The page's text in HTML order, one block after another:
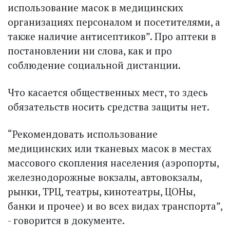
использование масок в медицинских
организациях персоналом и посетителями, а
также наличие антисептиков”. Про аптеки в
постановлении ни слова, как и про
соблюдение социальной дистанции.
Что касается общественных мест, то здесь
обязательств носить средства защиты нет.
“Рекомендовать использование
медицинских или тканевых масок в местах
массового скопления населения (аэропорты,
железнодорожные вокзалы, автовокзалы,
рынки, ТРЦ, театры, кинотеатры, ЦОНы,
банки и прочее) и во всех видах транспорта”,
- говорится в документе.